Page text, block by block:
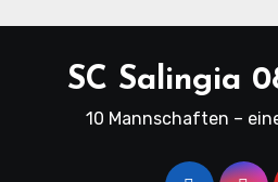
SC Salingia
10 Mannschaften –